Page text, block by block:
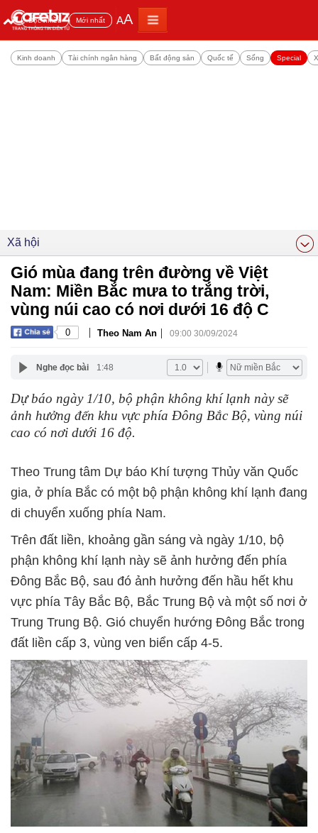
Đọc nhiều Mới nhất AA
Kinh doanh Tài chính ngân hàng Bất động sản Quốc tế Sống Special
Xã hội
Gió mùa đang trên đường về Việt
Nam: Miền Bắc mưa to trắng trời,
vùng núi cao có nơi dưới 16 độ C
0 | Theo Nam An | 09:00 30/09/2024
Nghe đọc bài 1:48
Dự báo ngày 1/10, bộ phận không khí lạnh này sẽ
ảnh hưởng đến khu vực phía Đông Bắc Bộ, vùng núi
cao có nơi dưới 16 độ.
Theo Trung tâm Dự báo Khí tượng Thủy văn Quốc
gia, ở phía Bắc có một bộ phận không khí lạnh đang
di chuyển xuống phía Nam.
Trên đất liền, khoảng gần sáng và ngày 1/10, bộ
phận không khí lạnh này sẽ ảnh hưởng đến phía
Đông Bắc Bộ, sau đó ảnh hưởng đến hầu hết khu
vực phía Tây Bắc Bộ, Bắc Trung Bộ và một số nơi ở
Trung Trung Bộ. Gió chuyển hướng Đông Bắc trong
đất liền cấp 3, vùng ven biển cấp 4-5.